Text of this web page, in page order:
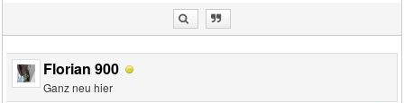
Florian 900
Ganz neu hier